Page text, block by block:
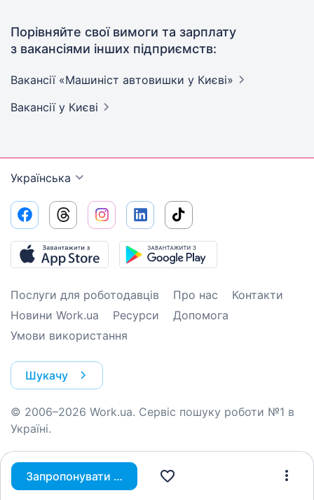
Запропонувати вакансію
Порівняйте свої вимоги та зарплату
з вакансіями інших підприємств:
Вакансії «Машиніст автовишки у Києві»
Вакансії у Києві
Українська
Послуги для роботодавців Про нас
Контакти
Новини Work.ua
Ресурси
Допомога
Умови використання
Шукачу
© 2006–2026 Work.ua. Сервіс пошуку роботи №1 в
Україні.